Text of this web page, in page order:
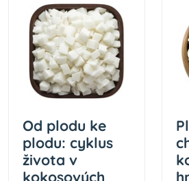
Od plodu ke
plodu: cyklus
života v
kokosových